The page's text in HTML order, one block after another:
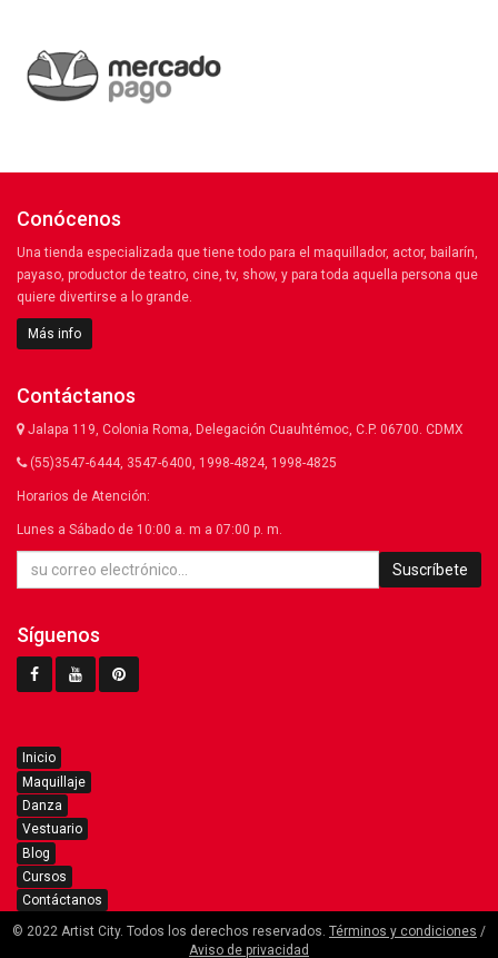
Conócenos
Una tienda especializada que tiene todo para el maquillador, actor, bailarín,
payaso, productor de teatro, cine, tv, show, y para toda aquella persona que
quiere divertirse a lo grande.
Más info
Contáctanos
Jalapa 119, Colonia Roma, Delegación Cuauhtémoc, C.P. 06700. CDMX
(55)3547-6444, 3547-6400, 1998-4824, 1998-4825
Horarios de Atención:
Lunes a Sábado de 10:00 a. m a 07:00 p. m.
Suscríbete
Síguenos
Inicio
Maquillaje
Danza
Vestuario
Blog
Cursos
Contáctanos
© 2022 Artist City. Todos los derechos reservados. Términos y condiciones /
Aviso de privacidad